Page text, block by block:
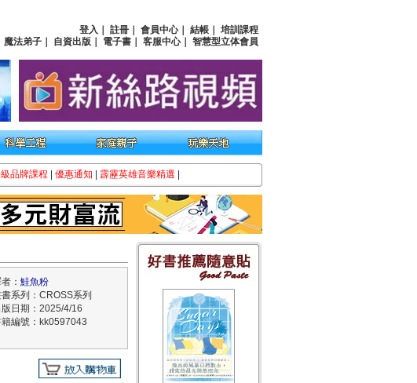
登入 註冊 會員中心｜ 結帳
培訓課程
魔法弟子
自資出版 電子書 客服中心｜ 智慧型立体會員
品牌課程 優惠通知 霹靂英雄音樂精選
： 鮭魚粉
系列：CROSS系列
日期：2025/4/16
籍編號：kk0597043